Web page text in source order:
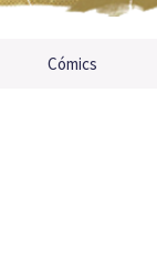
Cómics